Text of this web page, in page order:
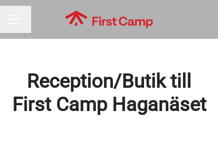
Reception/Butik till
First Camp Haganäset